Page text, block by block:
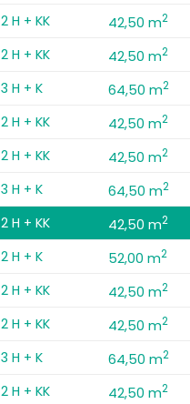
2 H + KK 42,50 m2
2 H + KK 42,50 m2
3 H + K 64,50 m2
2 H + KK 42,50 m2
2 H + KK 42,50 m2
3 H + K 64,50 m2
2 H + KK 42,50 m2
2 H + K 52,00 m2
2 H + KK 42,50 m2
2 H + KK 42,50 m2
3 H + K 64,50 m2
2 H + KK 42,50 m2